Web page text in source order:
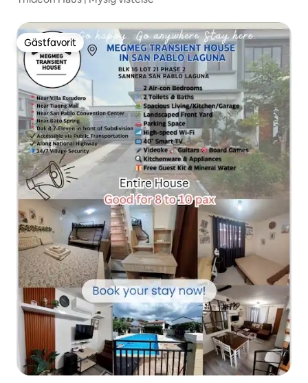
Gästfavorit
Gästfavorit